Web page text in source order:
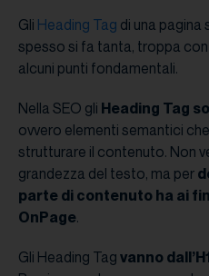
Gli Heading Tag di una pagina
spesso si fa tanta, troppa
alcuni punti fondamentali.
Nella SEO gli Heading Tag
ovvero elementi semantici
strutturare il contenuto. Non
grandezza del testo, ma per
parte di contenuto ha ai
OnPage.
Gli Heading Tag vanno